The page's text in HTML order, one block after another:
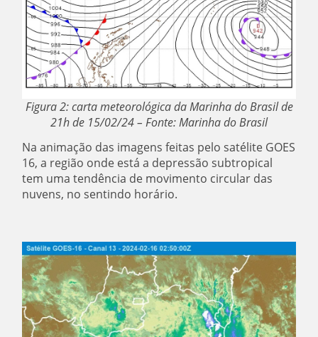
Figura 2: carta meteorológica da Marinha do Brasil de
21h de 15/02/24 – Fonte: Marinha do Brasil
Na animação das imagens feitas pelo satélite GOES
16, a região onde está a depressão subtropical
tem uma tendência de movimento circular das
nuvens, no sentindo horário.